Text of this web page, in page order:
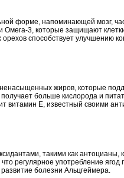
форме, напоминающей мозг,
3, которые защищают
орехов способствует
жиров, которые
больше кислорода и
витамин Е, известный своими
такими как
регулярное употребление
болезни Альцгеймера.